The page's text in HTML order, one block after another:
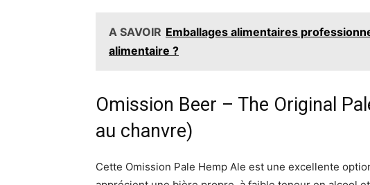
A SAVOIR Emballages alimentaires
alimentaire ?
Omission Beer – The Original
au chanvre)
Cette Omission Pale Hemp Ale est une excellente